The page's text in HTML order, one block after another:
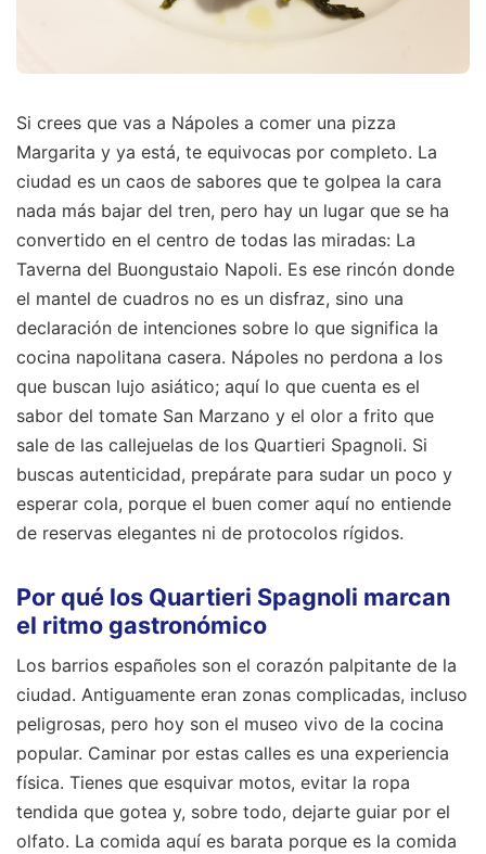
Si crees que vas a Nápoles a comer una pizza
Margarita y ya está, te equivocas por completo. La
ciudad es un caos de sabores que te golpea la cara
nada más bajar del tren, pero hay un lugar que se ha
convertido en el centro de todas las miradas: La
Taverna del Buongustaio Napoli. Es ese rincón donde
el mantel de cuadros no es un disfraz, sino una
declaración de intenciones sobre lo que significa la
cocina napolitana casera. Nápoles no perdona a los
que buscan lujo asiático; aquí lo que cuenta es el
sabor del tomate San Marzano y el olor a frito que
sale de las callejuelas de los Quartieri Spagnoli. Si
buscas autenticidad, prepárate para sudar un poco y
esperar cola, porque el buen comer aquí no entiende
de reservas elegantes ni de protocolos rígidos.
Por qué los Quartieri Spagnoli marcan
el ritmo gastronómico
Los barrios españoles son el corazón palpitante de la
ciudad. Antiguamente eran zonas complicadas, incluso
peligrosas, pero hoy son el museo vivo de la cocina
popular. Caminar por estas calles es una experiencia
física. Tienes que esquivar motos, evitar la ropa
tendida que gotea y, sobre todo, dejarte guiar por el
olfato. La comida aquí es barata porque es la comida